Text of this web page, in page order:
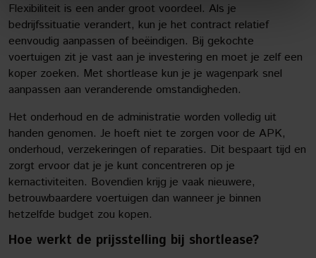
Flexibiliteit is een ander groot voordeel. Als je
bedrijfssituatie verandert, kun je het contract relatief
eenvoudig aanpassen of beëindigen. Bij gekochte
voertuigen zit je vast aan je investering en moet je zelf een
koper zoeken. Met shortlease kun je je wagenpark snel
aanpassen aan veranderende omstandigheden.
Het onderhoud en de administratie worden volledig uit
handen genomen. Je hoeft niet te zorgen voor de APK,
onderhoud, verzekeringen of reparaties. Dit bespaart tijd en
zorgt ervoor dat je je kunt concentreren op je
kernactiviteiten. Bovendien krijg je vaak nieuwere,
betrouwbaardere voertuigen dan wanneer je binnen
hetzelfde budget zou kopen.
Hoe werkt de prijsstelling bij shortlease?